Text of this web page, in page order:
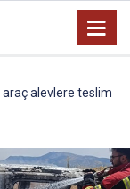
alevlere teslim